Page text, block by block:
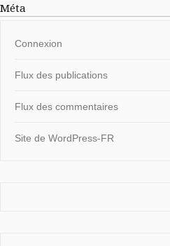
Méta
Connexion
Flux des publications
Flux des commentaires
Site de WordPress-FR